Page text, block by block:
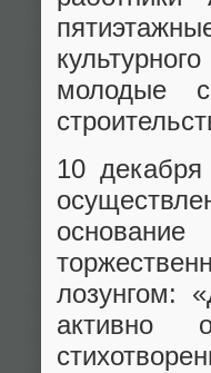
молодые
10
лозунгом:
активно